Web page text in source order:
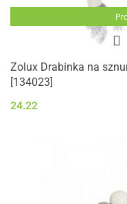
Zolux Drabinka na
[134023]
24.22